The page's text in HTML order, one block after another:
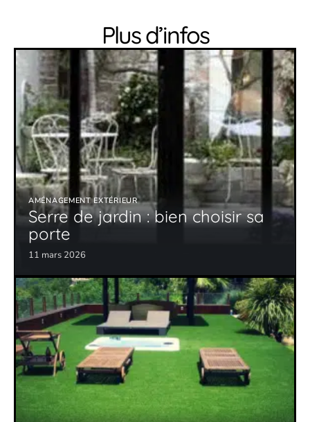
Plus d’infos
AMÉNAGEMENT EXTÉRIEUR
Serre de jardin : bien choisir sa
porte
11 mars 2026